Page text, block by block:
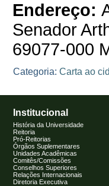
Endereço:
Senador
69077-000
Categoria: Carta ao
Institucional
História da Universidade
Reitoria
Pró-Reitorias
Órgãos Suplementares
Unidades Acadêmicas
Comitês/Comissões
Conselhos Superiores
Relações Internacionais
Diretoria Executiva